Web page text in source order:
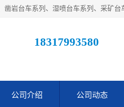
18317993580
公司介绍 公司动态